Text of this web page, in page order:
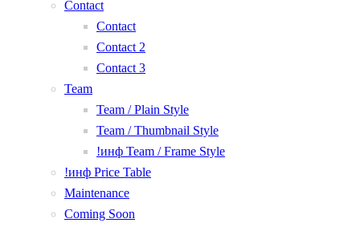
Contact
Contact
Contact 2
Contact 3
Team
Team / Plain Style
Team / Thumbnail Style
!инф Team / Frame Style
!инф Price Table
Maintenance
Coming Soon